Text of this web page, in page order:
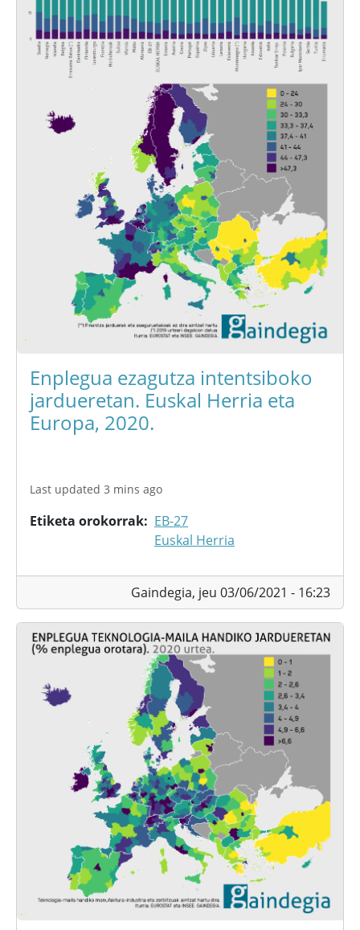
Enplegua ezagutza intentsiboko
jardueretan. Euskal Herria eta
Europa, 2020.
Last updated 3 mins ago
Etiketa orokorrak
EB-27
Euskal Herria
Gaindegia, jeu 03/06/2021 - 16:23